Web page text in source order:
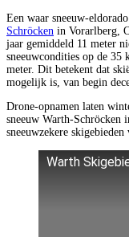
Een waar sneeuw-
Schröcken in Vorarlberg,
jaar gemiddeld 11 meter
sneeuwcondities op de 35
meter. Dit betekent dat
mogelijk is, van begin
Drone-opnamen laten
sneeuw Warth-Schröcken
sneeuwzekere
Warth